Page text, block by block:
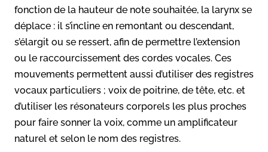
fonction de la hauteur de note souhaitée, la larynx se
déplace : il s’incline en remontant ou descendant,
s’élargit ou se ressert, afin de permettre l’extension
ou le raccourcissement des cordes vocales. Ces
mouvements permettent aussi d’utiliser des registres
vocaux particuliers ; voix de poitrine, de tête, etc. et
d’utiliser les résonateurs corporels les plus proches
pour faire sonner la voix, comme un amplificateur
naturel et selon le nom des registres.